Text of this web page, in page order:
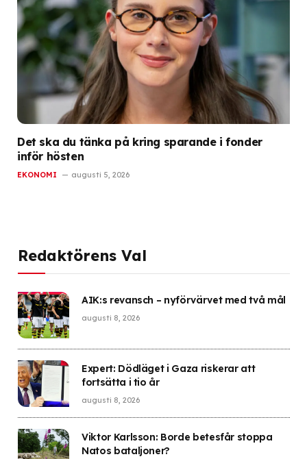
Det ska du tänka på kring sparande i fonder
inför hösten
EKONOMI augusti 5, 2026
Redaktörens Val
AIK:s revansch – nyförvärvet med två mål
augusti 8, 2026
Expert: Dödläget i Gaza riskerar att
fortsätta i tio år
augusti 8, 2026
Viktor Karlsson: Borde betesfår stoppa
Natos bataljoner?